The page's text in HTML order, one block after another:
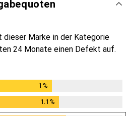
Marke in der Kategorie
24 Monate einen Defekt auf.
1 %
1.1 %